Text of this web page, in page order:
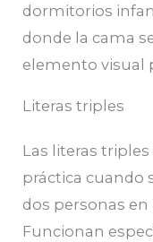
dormitorios
donde la cama
elemento visual
Literas triples
Las literas
práctica cuando
dos personas
Funcionan